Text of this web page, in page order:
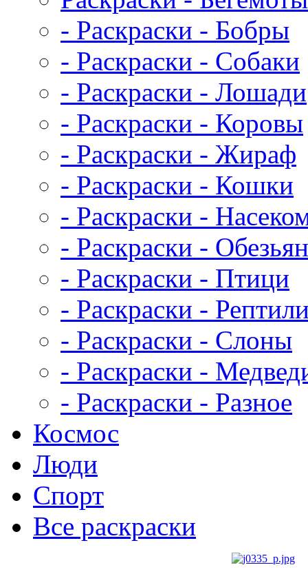
- Раскраски - Бобры
- Раскраски - Собаки
- Раскраски - Лошади
- Раскраски - Коровы
- Раскраски - Жираф
- Раскраски - Кошки
- Раскраски -
- Раскраски -
- Раскраски - Птици
- Раскраски -
- Раскраски - Слоны
- Раскраски -
- Раскраски - Разное
Космос
Люди
Спорт
Все раскраски